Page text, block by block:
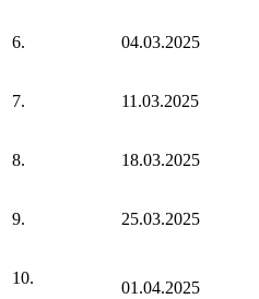
6. 04.03.2025
7. 11.03.2025
8. 18.03.2025
9. 25.03.2025
10.
01.04.2025